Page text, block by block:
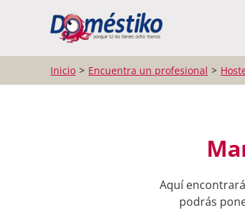
Inicio Encuentra un profesional
Aquí
podrás